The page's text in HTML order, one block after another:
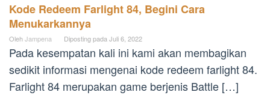
Kode Redeem Farlight 84, Begini Cara
Menukarkannya
OlehJampena Diposting padaJuli 6, 2022
Pada kesempatan kali ini kami akan membagikan
sedikit informasi mengenai kode redeem farlight 84.
Farlight 84 merupakan game berjenis Battle […]